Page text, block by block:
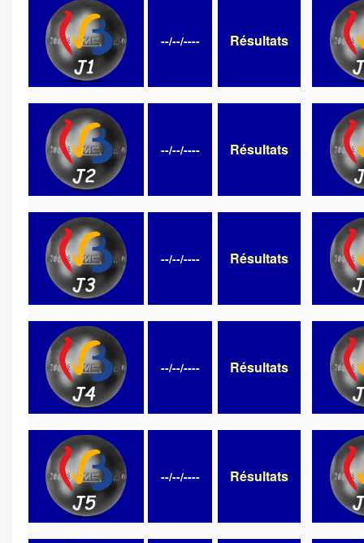
--/--/---- Résultats
--/--/---- Résultats
--/--/---- Résultats
--/--/---- Résultats
--/--/---- Résultats